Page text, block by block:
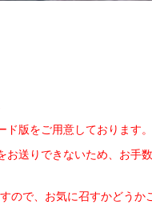
版をご用意しております。
送りできないため、お手
で、お気に召すかどうか